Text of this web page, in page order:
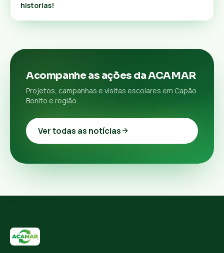
historias!
Acompanhe as ações da ACAMAR
Projetos, campanhas e visitas escolares em Capão
Bonito e região.
Ver todas as notícias